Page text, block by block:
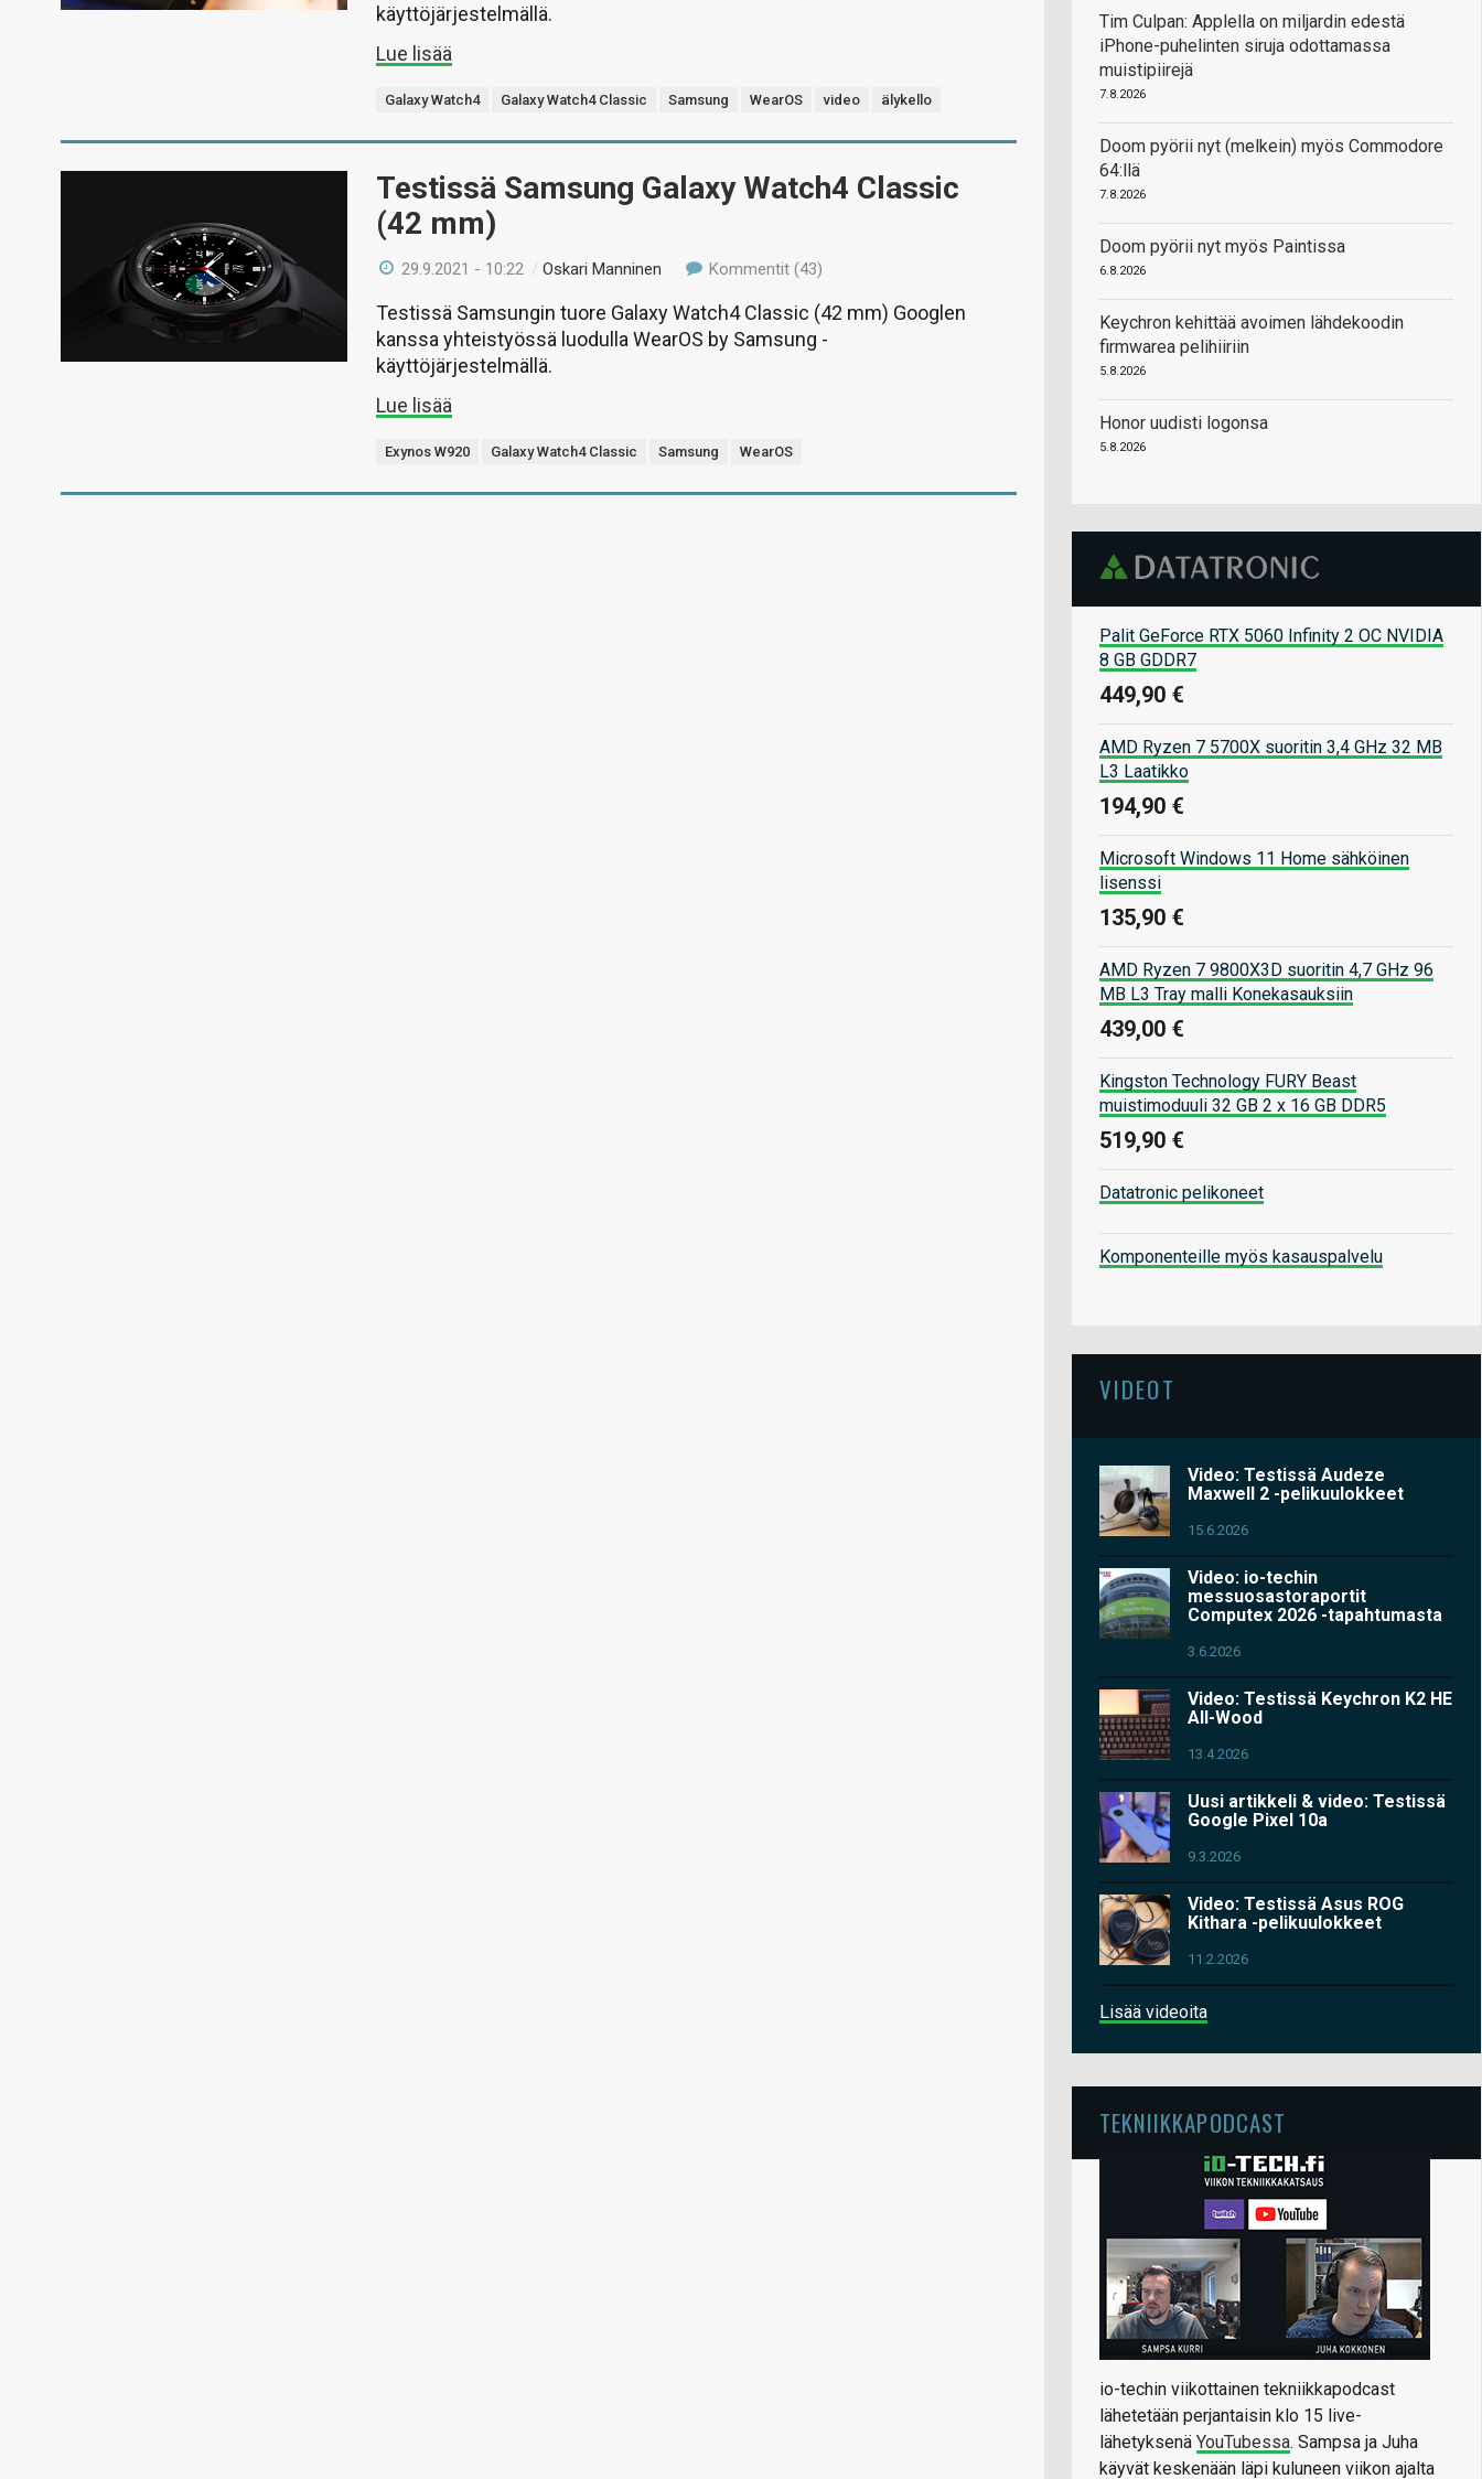
käyttöjärjestelmällä.
Lue lisää
Galaxy Watch4 Galaxy Watch4 Classic Samsung WearOS video älykello
Testissä Samsung Galaxy Watch4 Classic
(42 mm)
29.9.2021 - 10:22 /Oskari Manninen Kommentit (43)
Testissä Samsungin tuore Galaxy Watch4 Classic (42 mm) Googlen
kanssa yhteistyössä luodulla WearOS by Samsung -
käyttöjärjestelmällä.
Lue lisää
Exynos W920 Galaxy Watch4 Classic Samsung WearOS
Tim Culpan: Applella on miljardin edestä
iPhone-puhelinten siruja odottamassa
muistipiirejä
7.8.2026
Doom pyörii nyt (melkein) myös Commodore
64:llä
7.8.2026
Doom pyörii nyt myös Paintissa
6.8.2026
Keychron kehittää avoimen lähdekoodin
firmwarea pelihiiriin
5.8.2026
Honor uudisti logonsa
5.8.2026
Palit GeForce RTX 5060 Infinity 2 OC NVIDIA
8 GB GDDR7
449,90 €
AMD Ryzen 7 5700X suoritin 3,4 GHz 32 MB
L3 Laatikko
194,90 €
Microsoft Windows 11 Home sähköinen
lisenssi
135,90 €
AMD Ryzen 7 9800X3D suoritin 4,7 GHz 96
MB L3 Tray malli Konekasauksiin
439,00 €
Kingston Technology FURY Beast
muistimoduuli 32 GB 2 x 16 GB DDR5
519,90 €
Datatronic pelikoneet
Komponenteille myös kasauspalvelu
VIDEOT
Video: Testissä Audeze
Maxwell 2 -pelikuulokkeet
15.6.2026
Video: io-techin
messuosastoraportit
Computex 2026 -tapahtumasta
3.6.2026
Video: Testissä Keychron K2 HE
All-Wood
13.4.2026
Uusi artikkeli & video: Testissä
Google Pixel 10a
9.3.2026
Video: Testissä Asus ROG
Kithara -pelikuulokkeet
11.2.2026
Lisää videoita
TEKNIIKKAPODCAST
io-techin viikottainen tekniikkapodcast
lähetetään perjantaisin klo 15 live-
lähetyksenä YouTubessa. Sampsa ja Juha
käyvät keskenään läpi kuluneen viikon ajalta